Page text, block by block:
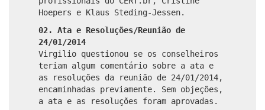
Hoepers e Klaus Steding-Jessen.
02. Ata e Resoluções/Reunião de
24/01/2014
Virgilio questionou se os conselheiros
teriam algum comentário sobre a ata e
as resoluções da reunião de 24/01/2014,
encaminhadas previamente. Sem objeções,
a ata e as resoluções foram aprovadas.